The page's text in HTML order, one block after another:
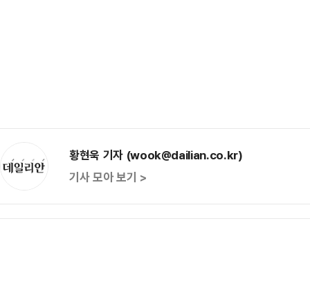
황현욱 기자 (wook@dailian.co.kr)
기사 모아 보기 >